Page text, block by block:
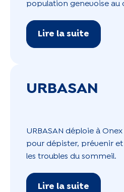
population genevoise au
Lire la suite
URBASAN
URBASAN déploie à
pour dépister, prévenir
les troubles du sommeil.
Lire la suite